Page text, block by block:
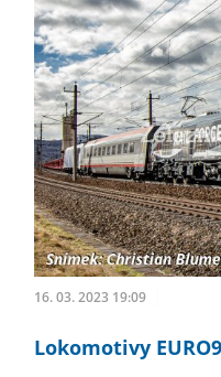
16. 03. 2023 19:09
Lokomotivy